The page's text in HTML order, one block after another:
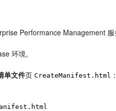
Performance Management
环境。
单文件页CreateManifest.html ：